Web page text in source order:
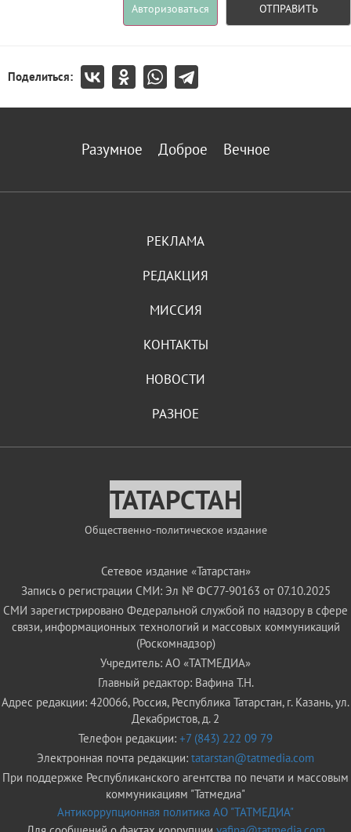
Авторизоваться ОТПРАВИТЬ
Поделиться:
Разумное Доброе Вечное
РЕКЛАМА
РЕДАКЦИЯ
МИССИЯ
КОНТАКТЫ
НОВОСТИ
РАЗНОЕ
ТАТАРСТАН
Общественно-политическое издание
Сетевое издание «Татарстан»
Запись о регистрации СМИ: Эл № ФС77-90163 от 07.10.2025
СМИ зарегистрировано Федеральной службой по надзору в сфере
связи, информационных технологий и массовых коммуникаций
(Роскомнадзор)
Учредитель: АО «ТАТМЕДИА»
Главный редактор: Вафина Т.Н.
Адрес редакции: 420066, Россия, Республика Татарстан, г. Казань, ул.
Декабристов, д. 2
Телефон редакции: +7 (843) 222 09 79
Электронная почта редакции: tatarstan@tatmedia.com
При поддержке Республиканского агентства по печати и массовым
коммуникациям "Татмедиа"
Антикоррупционная политика АО "ТАТМЕДИА"